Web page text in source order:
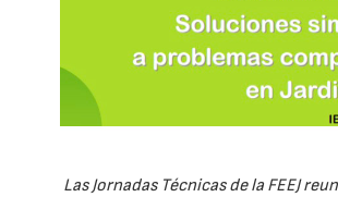
Las Jornadas Técnicas de la FEEJ